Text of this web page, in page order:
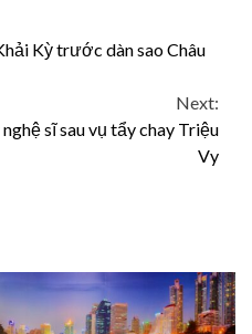
Kỳ trước dàn sao Châu
Next:
sĩ sau vụ tẩy chay Triệu
Vy